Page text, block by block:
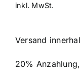
inkl. MwSt.
Versand
20%